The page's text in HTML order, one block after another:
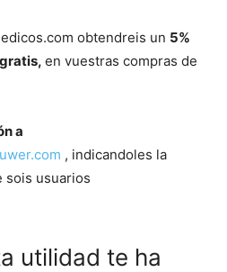
obtendreis un 5%
en vuestras compras de
a
com , indicandoles la
sois usuarios
utilidad te ha